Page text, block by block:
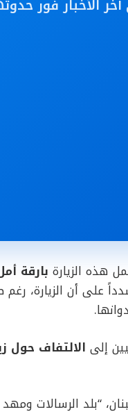
الأخبار فور
هذه الزيارة بارقة
على أن الزيارة،
إلى الالتفاف حول
“بلد الرسالات